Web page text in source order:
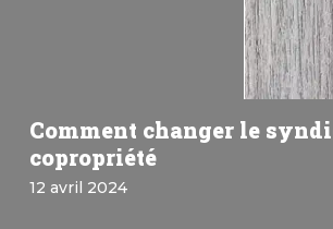
Comment changer le
copropriété
12 avril 2024